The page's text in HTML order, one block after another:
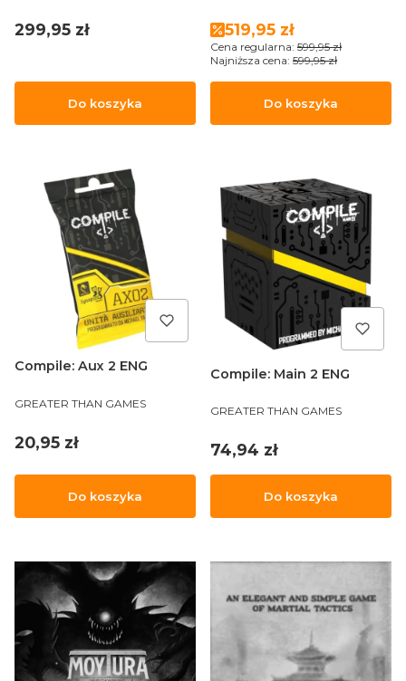
Cena
299,95 zł
Do koszyka
Cena promocyjna
519,95 zł
Cena regularna: 599,95 zł
Najniższa cena: 599,95 zł
Do koszyka
Compile: Aux 2 ENG
PRODUCENT
GREATER THAN GAMES
Cena
20,95 zł
Do koszyka
Compile: Main 2 ENG
PRODUCENT
GREATER THAN GAMES
Cena
74,94 zł
Do koszyka